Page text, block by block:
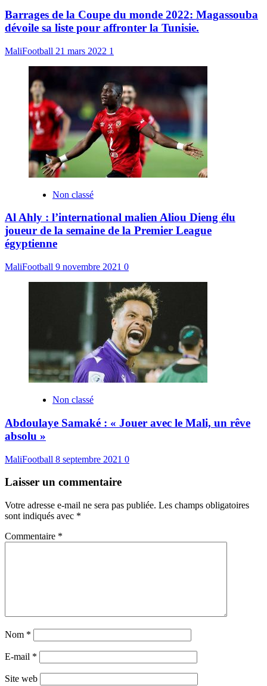
Barrages de la Coupe du monde 2022: Magassouba
dévoile sa liste pour affronter la Tunisie.
MaliFootball 21 mars 2022 1
Non classé
Al Ahly : l’international malien Aliou Dieng élu
joueur de la semaine de la Premier League
égyptienne
MaliFootball 9 novembre 2021 0
Non classé
Abdoulaye Samaké : « Jouer avec le Mali, un rêve
absolu »
MaliFootball 8 septembre 2021 0
Laisser un commentaire
Votre adresse e-mail ne sera pas publiée. Les champs obligatoires
sont indiqués avec *
Commentaire *
Nom *
E-mail *
Site web